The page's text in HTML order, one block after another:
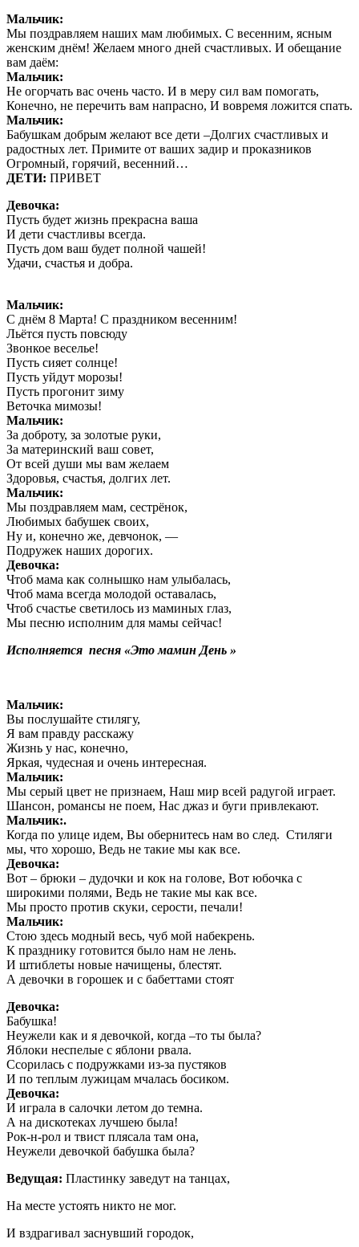
Мальчик:
Мы поздравляем наших мам любимых. С весенним, ясным
женским днём! Желаем много дней счастливых. И обещание
вам даём:
Мальчик:
Не огорчать вас очень часто. И в меру сил вам помогать,
Конечно, не перечить вам напрасно, И вовремя ложится спать.
Мальчик:
Бабушкам добрым желают все дети –Долгих счастливых и
радостных лет. Примите от ваших задир и проказников
Огромный, горячий, весенний…
ДЕТИ: ПРИВЕТ
Девочка:
Пусть будет жизнь прекрасна ваша
И дети счастливы всегда.
Пусть дом ваш будет полной чашей!
Удачи, счастья и добра.
Мальчик:
С днём 8 Марта! С праздником весенним!
Льётся пусть повсюду
Звонкое веселье!
Пусть сияет солнце!
Пусть уйдут морозы!
Пусть прогонит зиму
Веточка мимозы!
Мальчик:
За доброту, за золотые руки,
За материнский ваш совет,
От всей души мы вам желаем
Здоровья, счастья, долгих лет.
Мальчик:
Мы поздравляем мам, сестрёнок,
Любимых бабушек своих,
Ну и, конечно же, девчонок, —
Подружек наших дорогих.
Девочка:
Чтоб мама как солнышко нам улыбалась,
Чтоб мама всегда молодой оставалась,
Чтоб счастье светилось из маминых глаз,
Мы песню исполним для мамы сейчас!
Исполняется песня «Это мамин День »
Мальчик:
Вы послушайте стилягу,
Я вам правду расскажу
Жизнь у нас, конечно,
Яркая, чудесная и очень интересная.
Мальчик:
Мы серый цвет не признаем, Наш мир всей радугой играет.
Шансон, романсы не поем, Нас джаз и буги привлекают.
Мальчик:.
Когда по улице идем, Вы обернитесь нам во след. Стиляги
мы, что хорошо, Ведь не такие мы как все.
Девочка:
Вот – брюки – дудочки и кок на голове, Вот юбочка с
широкими полями, Ведь не такие мы как все.
Мы просто против скуки, серости, печали!
Мальчик:
Стою здесь модный весь, чуб мой набекрень.
К празднику готовится было нам не лень.
И штиблеты новые начищены, блестят.
А девочки в горошек и с бабеттами стоят
Девочка:
Бабушка!
Неужели как и я девочкой, когда –то ты была?
Яблоки неспелые с яблони рвала.
Ссорилась с подружками из-за пустяков
И по теплым лужицам мчалась босиком.
Девочка:
И играла в салочки летом до темна.
А на дискотеках лучшею была!
Рок-н-рол и твист плясала там она,
Неужели девочкой бабушка была?
Ведущая: Пластинку заведут на танцах,
На месте устоять никто не мог.
И вздрагивал заснувший городок,